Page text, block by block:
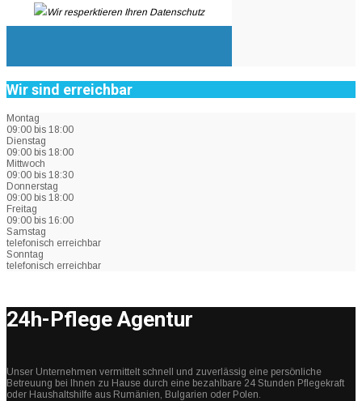
Wir resperktieren Ihren Datenschutz
Wir sind erreichbar
Montag
09:00 bis 18:00
Dienstag
09:00 bis 18:00
Mittwoch
09:00 bis 18:30
Donnerstag
09:00 bis 18:00
Freitag
09:00 bis 16:00
Samstag
telefonisch erreichbar
Sonntag
telefonisch erreichbar
24h-Pflege Agentur
Unser Unternehmen vermittelt schnell und zuverlässig eine persönliche
Betreuung bei Ihnen zu Hause durch eine bezahlbare 24 Stunden Pflegekraft
oder Haushaltshilfe aus Rumänien, Bulgarien oder Polen.